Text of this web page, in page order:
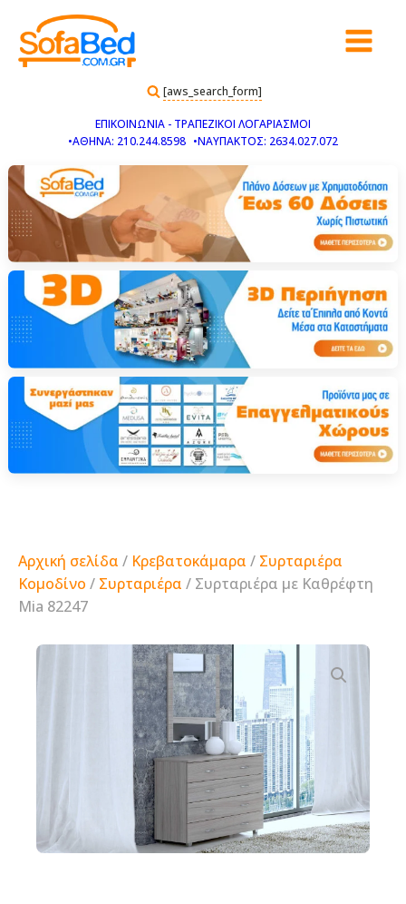
[aws_search_form]
ΕΠΙΚΟΙΝΩΝΙΑ - ΤΡΑΠΕΖΙΚΟΙ ΛΟΓΑΡΙΑΣΜΟΙ
•ΑΘΗΝΑ: 210.244.8598 •ΝΑΥΠΑΚΤΟΣ: 2634.027.072
Αρχική σελίδα / Κρεβατοκάμαρα / Συρταριέρα
Κομοδίνο / Συρταριέρα / Συρταριέρα με Καθρέφτη
Mia 82247